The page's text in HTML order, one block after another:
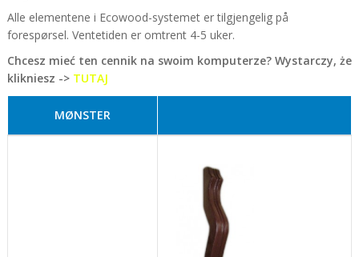
Alle elementene i Ecowood-systemet er tilgjengelig på
forespørsel. Ventetiden er omtrent 4-5 uker.
Chcesz mieć ten cennik na swoim komputerze? Wystarczy, że
klikniesz -> TUTAJ
MØNSTER